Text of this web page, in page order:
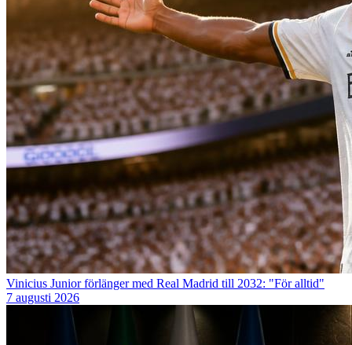
Vinicius Junior förlänger med Real Madrid till 2032: "För alltid"
7 augusti 2026